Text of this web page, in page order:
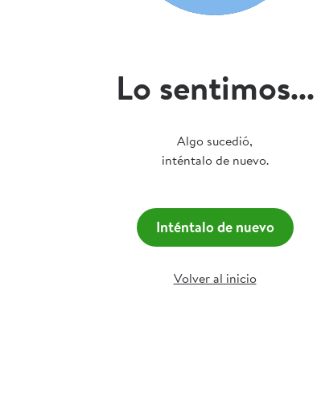
Lo sentimos...
Algo sucedió,
inténtalo de nuevo.
Inténtalo de nuevo
Volver al inicio